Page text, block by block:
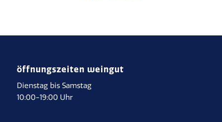
öffnungszeiten weingut
Dienstag bis Samstag
10:00-19:00 Uhr